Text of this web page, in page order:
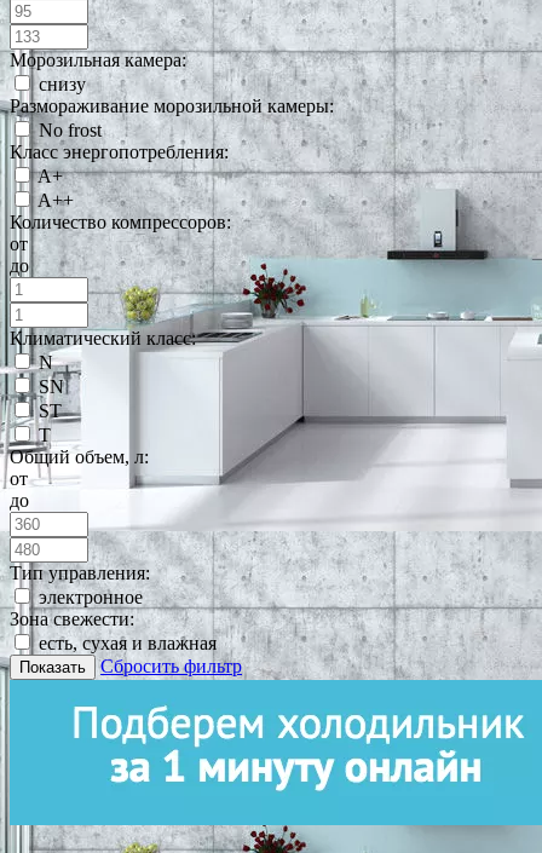
Морозильная камера:
снизу
Размораживание морозильной камеры:
No frost
Класс энергопотребления:
A+
A++
Количество компрессоров:
от
до
Климатический класс:
N
SN
ST
T
Общий объем, л:
от
до
Тип управления:
электронное
Зона свежести:
есть, сухая и влажная
Показать Сбросить фильтр